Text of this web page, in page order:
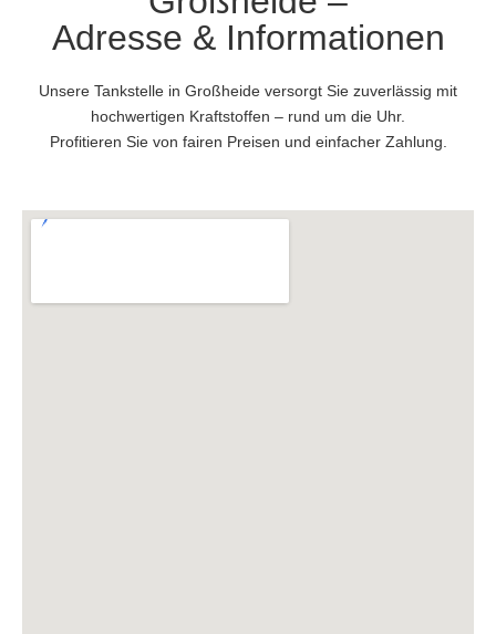
Adresse & Informationen
Unsere Tankstelle in Großheide versorgt Sie zuverlässig mit
hochwertigen Kraftstoffen – rund um die Uhr.
Profitieren Sie von fairen Preisen und einfacher Zahlung.